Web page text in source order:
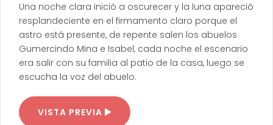
Una noche clara inició a oscurecer y la luna apareció
resplandeciente en el firmamento claro porque el
astro está presente, de repente salen los abuelos
Gumercindo Mina e Isabel, cada noche el escenario
era salir con su familia al patio de la casa, luego se
escucha la voz del abuelo.
VISTA PREVIA